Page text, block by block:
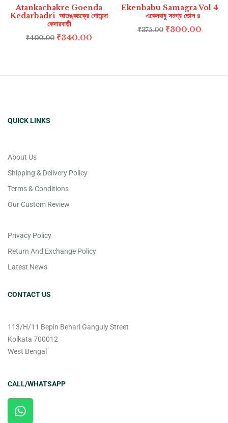
Atankachakre Goenda
Kedarbadri-আতঙ্কচক্রে গোয়েন্দা
কেদারবাড়ী
₹400.00 ₹340.00
Ekenbabu Samagra Vol 4
– একেনবাবু সমগ্র ভোল ৪
₹375.00 ₹300.00
QUICK LINKS
About Us
Shipping & Delivery Policy
Terms & Conditions
Our Custom Review
Privacy Policy
Return And Exchange Policy
Latest News
CONTACT US
113/H/11 Bepin Behari Ganguly Street
Kolkata 700012
West Bengal
CALL/WHATSAPP